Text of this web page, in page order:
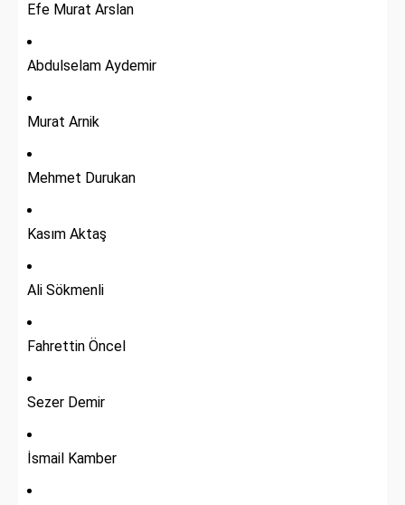
Efe Murat Arslan
Abdulselam Aydemir
Murat Arnik
Mehmet Durukan
Kasım Aktaş
Ali Sökmenli
Fahrettin Öncel
Sezer Demir
İsmail Kamber